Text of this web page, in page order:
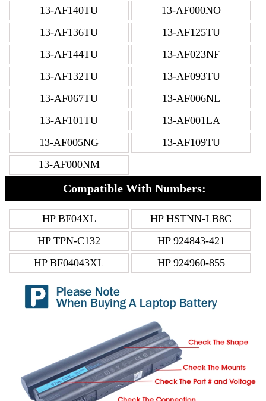
13-AF140TU
13-AF000NO
13-AF136TU
13-AF125TU
13-AF144TU
13-AF023NF
13-AF132TU
13-AF093TU
13-AF067TU
13-AF006NL
13-AF101TU
13-AF001LA
13-AF005NG
13-AF109TU
13-AF000NM
Compatible With Numbers:
HP BF04XL
HP HSTNN-LB8C
HP TPN-C132
HP 924843-421
HP BF04043XL
HP 924960-855